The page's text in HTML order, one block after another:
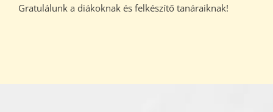
Gratulálunk a diákoknak és felkészítő tanáraiknak!